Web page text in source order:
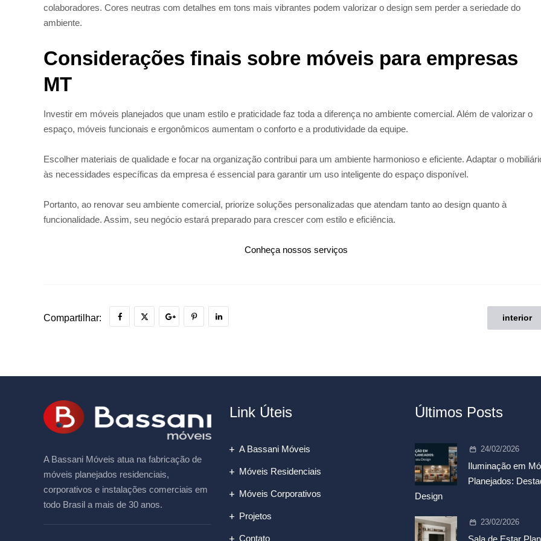
colaboradores. Cores neutras com detalhes em tons mais vibrantes podem valorizar o design sem perder a seriedade do
ambiente.
Considerações finais sobre móveis para empresas
MT
Investir em móveis planejados que unam estilo e praticidade faz toda a diferença no ambiente comercial. Além de valorizar o
espaço, móveis funcionais e ergonômicos aumentam o conforto e a produtividade da equipe.
Escolher materiais de qualidade e focar na organização contribui para um ambiente harmonioso e eficiente. Adaptar o
às necessidades específicas da empresa é essencial para garantir um uso inteligente do espaço disponível.
Portanto, ao renovar seu ambiente comercial, priorize soluções personalizadas que atendam tanto ao design quanto à
funcionalidade. Assim, seu negócio estará preparado para crescer com estilo e eficiência.
Conheça nossos serviços
Compartilhar: interior
A Bassani Móveis atua na fabricação de
móveis planejados residenciais,
corporativos e instalações comerciais em
todo Brasil a mais de 30 anos.
Link Úteis
A Bassani Móveis
Móveis Residenciais
Móveis Corporativos
Projetos
Contato
Últimos Posts
24/02/2026
Iluminação em
Planejados:
Design
23/02/2026
Sala de Estar